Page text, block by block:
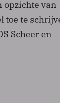
opzichte van
toe te
Scheer en